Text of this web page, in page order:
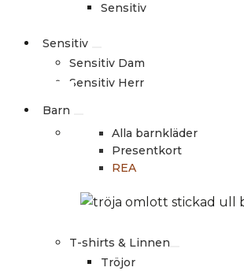
Sensitiv
Sensitiv
Sensitiv Dam
Sensitiv Herr
Barn
Alla barnkläder
Presentkort
REA
T-shirts & Linnen
Tröjor